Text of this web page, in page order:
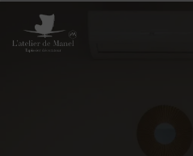
Panneau de gestion des cookies